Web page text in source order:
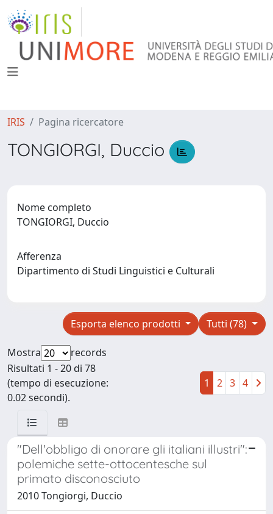
IRIS Pagina ricercatore
TONGIORGI, Duccio
Nome completo
TONGIORGI, Duccio
Afferenza
Dipartimento di Studi Linguistici e Culturali
Tutti (78)
Esporta elenco prodotti
Mostra
records
Risultati 1 - 20 di 78
(tempo di esecuzione:
0.02 secondi).
1 2 3 4
"Dell'obbligo di onorare gli italiani illustri":
polemiche sette-ottocentesche sul
primato disconosciuto
2010 Tongiorgi, Duccio